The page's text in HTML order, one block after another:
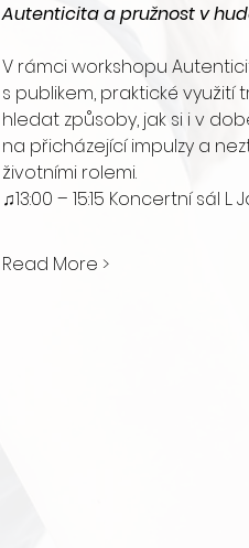
Autenticita a pružnost v
V rámci workshopu
s publikem, praktické
hledat způsoby, jak si i v
na přicházející impulzy a
životními rolemi.
♫13:00 – 15:15 Koncertní sál L.
Read More >